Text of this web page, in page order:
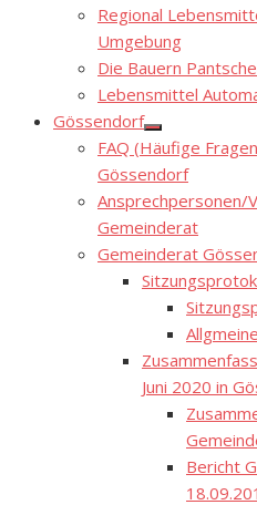
Regional
Umgebung
Die Bauern
Lebensmittel
Gössendorf
Show
sub
menu
FAQ (Häufige
Gössendorf
Gemeinderat
Gemeinderat
Juni 2020 in
Bericht